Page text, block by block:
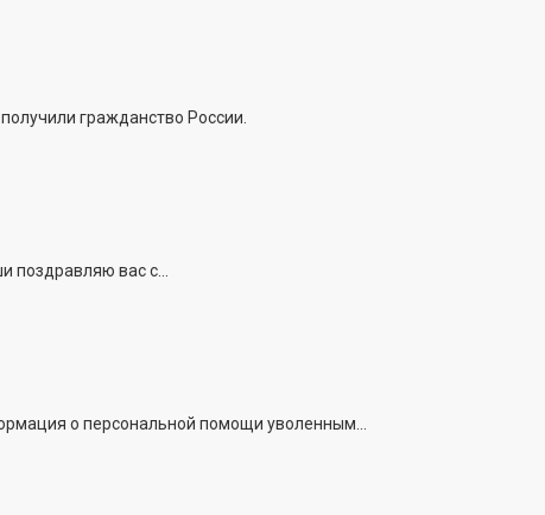
гражданство России.
вас с...
о персональной помощи уволенным...